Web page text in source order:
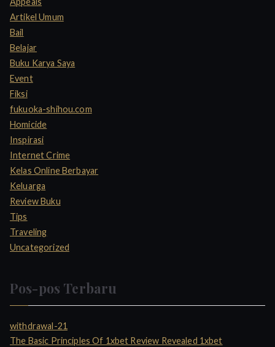
Artikel Umum
Bail
Belajar
Buku Karya Saya
Event
Fiksi
fukuoka-shihou.com
Homicide
Inspirasi
Internet Crime
Kelas Online Berbayar
Keluarga
Review Buku
Tips
Traveling
Uncategorized
Pos-pos Terbaru
withdrawal-21
The Basic Principles Of 1xbet Review Revealed 1xbet